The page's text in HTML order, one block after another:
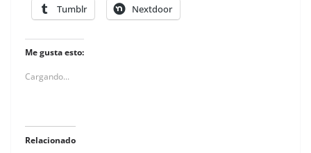
Tumblr Nextdoor
Me gusta esto:
Cargando...
Relacionado